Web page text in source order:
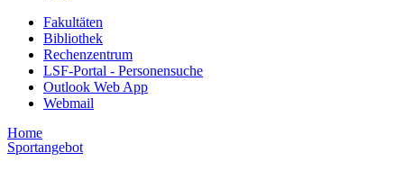
Fakultäten
Bibliothek
Rechenzentrum
LSF-Portal - Personensuche
Outlook Web App
Webmail
Home
Sportangebot